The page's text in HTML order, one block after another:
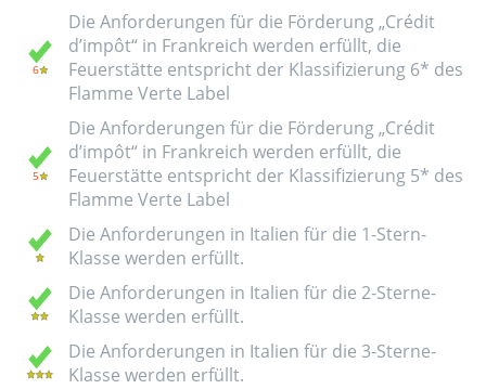
Die Anforderungen für die Förderung „Crédit
d’impôt“ in Frankreich werden erfüllt, die
Feuerstätte entspricht der Klassifizierung 6* des
Flamme Verte Label
Die Anforderungen für die Förderung „Crédit
d’impôt“ in Frankreich werden erfüllt, die
Feuerstätte entspricht der Klassifizierung 5* des
Flamme Verte Label
Die Anforderungen in Italien für die 1-Stern-
Klasse werden erfüllt.
Die Anforderungen in Italien für die 2-Sterne-
Klasse werden erfüllt.
Die Anforderungen in Italien für die 3-Sterne-
Klasse werden erfüllt.